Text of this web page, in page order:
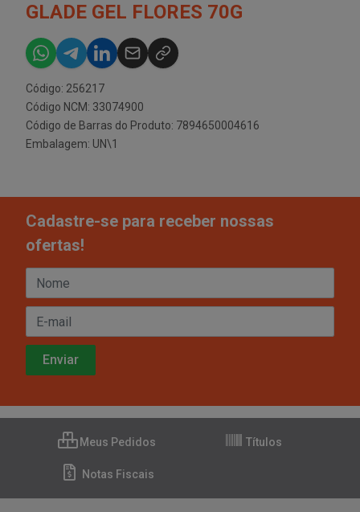
GLADE GEL FLORES 70G
Código: 256217
Código NCM: 33074900
Código de Barras do Produto: 7894650004616
Embalagem: UN\1
Cadastre-se para receber nossas
ofertas!
Meus Pedidos Títulos
Notas Fiscais